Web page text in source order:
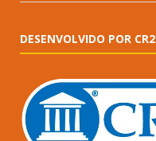
DESENVOLVIDO POR CR2